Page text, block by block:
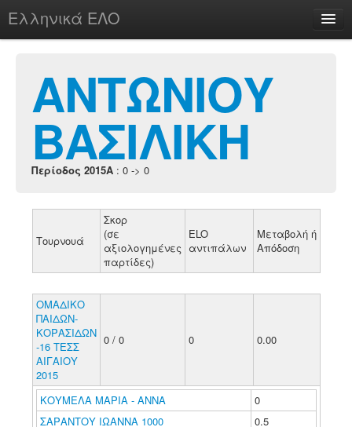
Ελληνικά ΕΛΟ
chesstu.be @ discord
Login
ΑΝΤΩΝΙΟΥ
ΒΑΣΙΛΙΚΗ
Περίοδος 2015A : 0 -> 0
Τουρνουά
Σκορ
(σε
αξιολογημένες
παρτίδες)
ELO
αντιπάλων
Μεταβολή ή
Απόδοση
ΟΜΑΔΙΚΟ
ΠΑΙΔΩΝ-
ΚΟΡΑΣΙΔΩΝ
-16 ΤΕΣΣ
ΑΙΓΑΙΟΥ
2015
0 / 0 0 0.00
ΚΟΥΜΕΛΑ ΜΑΡΙΑ - ΑΝΝΑ
0
ΣΑΡΑΝΤΟΥ ΙΩΑΝΝΑ 1000
0.5